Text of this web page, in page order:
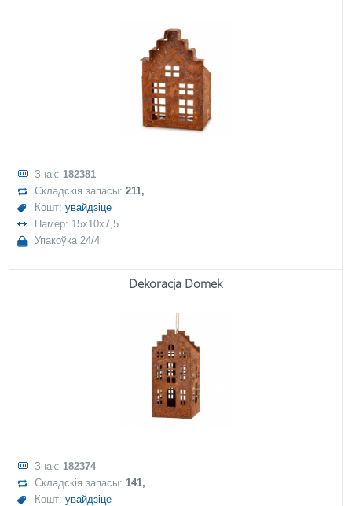
Знак: 182381
Складскія запасы:211,
Кошт:увайдзіце
Памер: 15x10x7,5
Упакоўка 24/4
Dekoracja Domek
Знак: 182374
Складскія запасы:141,
Кошт:увайдзіце